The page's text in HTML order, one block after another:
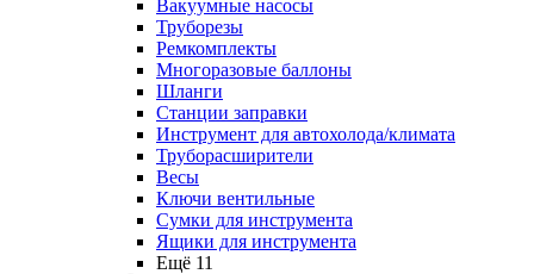
Вакуумные насосы
Труборезы
Ремкомплекты
Многоразовые баллоны
Шланги
Станции заправки
Инструмент для автохолода/климата
Труборасширители
Весы
Ключи вентильные
Сумки для инструмента
Ящики для инструмента
Ещё 11